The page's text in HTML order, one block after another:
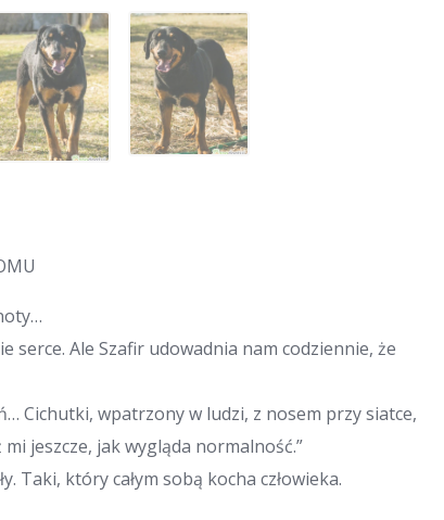
serce. Ale Szafir udowadnia nam codziennie, że
Cichutki, wpatrzony w ludzi, z nosem przy siatce,
mi jeszcze, jak wygląda normalność.”
Taki, który całym sobą kocha człowieka.